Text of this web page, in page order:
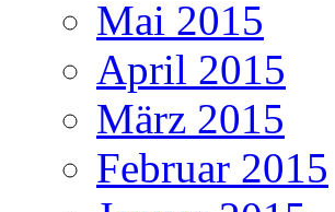
Mai 2015
April 2015
März 2015
Februar 2015